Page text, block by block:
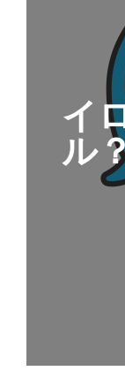
イ
ル